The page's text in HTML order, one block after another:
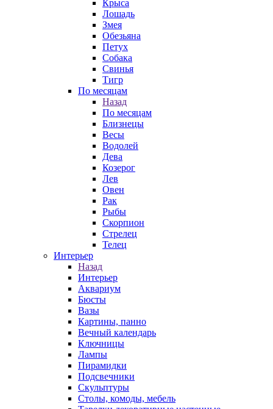
Крыса
Лошадь
Змея
Обезьяна
Петух
Собака
Свинья
Тигр
По месяцам
Назад
По месяцам
Близнецы
Весы
Водолей
Дева
Козерог
Лев
Овен
Рак
Рыбы
Скорпион
Стрелец
Телец
Интерьер
Назад
Интерьер
Аквариум
Бюсты
Вазы
Картины, панно
Вечный календарь
Ключницы
Лампы
Пирамидки
Подсвечники
Скульптуры
Столы, комоды, мебель